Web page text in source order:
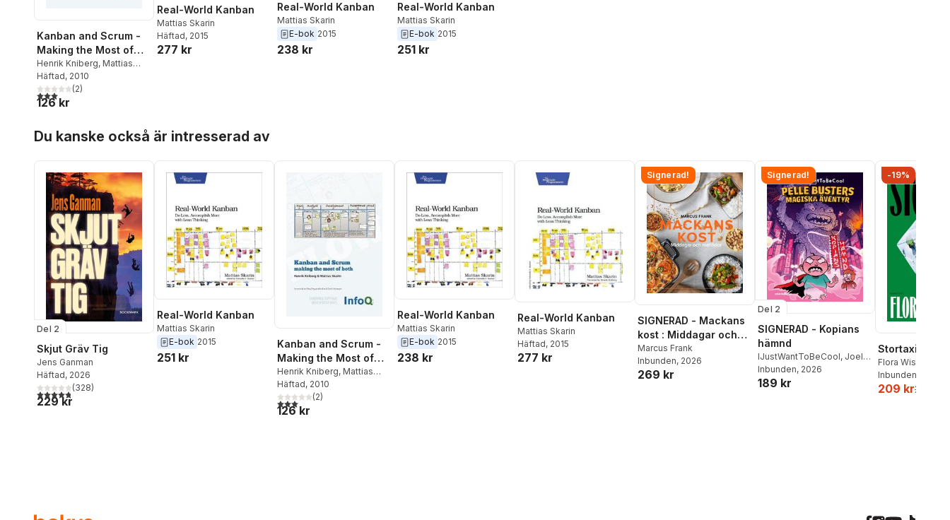
Kanban and Scrum -
Making the Most of
Both
Henrik Kniberg, Mattias
Skarin
Häftad, 2010
3,0utav 5 stjärnor. Totalt antal röster:
(2)
126 kr
Real-World Kanban
Mattias Skarin
Häftad, 2015
277 kr
Real-World Kanban
Mattias Skarin
E-bok 2015
238 kr
Real-World Kanban
Mattias Skarin
E-bok 2015
251 kr
Du kanske också är intresserad av
Del 2
Skjut Gräv Tig
Jens Ganman
Häftad, 2026
4,8utav 5 stjärnor. Totalt antal röster:
(328)
229 kr
Real-World Kanban
Mattias Skarin
E-bok 2015
251 kr
Kanban and Scrum -
Making the Most of
Both
Henrik Kniberg, Mattias
Skarin
Häftad, 2010
3,0utav 5 stjärnor. Totalt antal röster:
(2)
126 kr
Real-World Kanban
Mattias Skarin
E-bok 2015
238 kr
Real-World Kanban
Mattias Skarin
Häftad, 2015
277 kr
Signerad!
SIGNERAD - Mackans
kost : Middagar och
matlådor
Marcus Frank
Inbunden, 2026
269 kr
Signerad!
Del 2
SIGNERAD - Kopians
hämnd
IJustWantToBeCool, Joel
Adolphson,Emil Ejdemo
Beer ,Victor Beer
Inbunden, 2026
189 kr
-19%
Stortaxi
Flora Wiström
Inbunden
209 kr259 kr